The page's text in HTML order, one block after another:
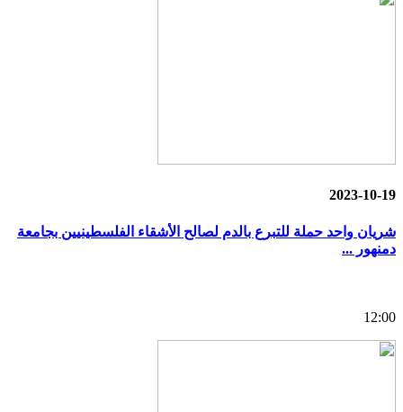
2023-10-19
شريان واحد حملة للتبرع بالدم لصالح الأشقاء الفلسطينيين بجامعة
دمنهور ...
12:00